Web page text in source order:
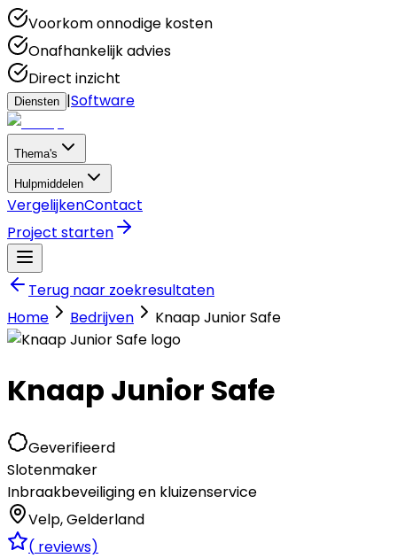
Voorkom onnodige kosten
Onafhankelijk advies
Direct inzicht
Diensten |Software
Thema's
Hulpmiddelen
VergelijkenContact
Project starten
Terug naar zoekresultaten
Home
Bedrijven Knaap Junior Safe
Knaap Junior Safe
Geverifieerd
Slotenmaker
Inbraakbeveiliging en kluizenservice
Velp,Gelderland
( reviews)